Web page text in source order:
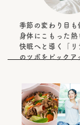
季節の変わり目も
身体にこもった熱
快眠へと導く「リ
のツボをピックア